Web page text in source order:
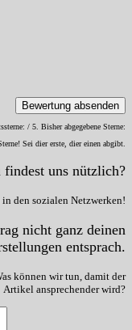
Bewertung absenden
/ 5. Bisher abgegebene Sterne:
Sei dier erste, dier einen abgibt.
findest uns nützlich?
den sozialen Netzwerken!
nicht ganz deinen
entsprach.
können wir tun, damit der
Artikel ansprechender wird?